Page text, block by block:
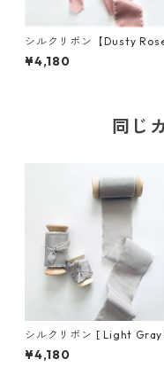
シルクリボン【Dusty
／ 5cm×5m 木製スプール付
¥4,180
同じ
シルクリボン [ Light Gray
／ 5cm×5m 木製スプール付
¥4,180